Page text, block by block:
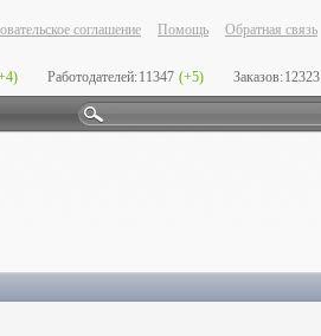
соглашение Помощь Обратная связь
Работодателей:11347 (+5) Заказов:12323